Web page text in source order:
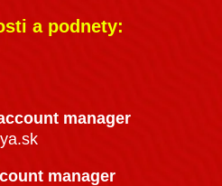
a podnety:
manager
manager